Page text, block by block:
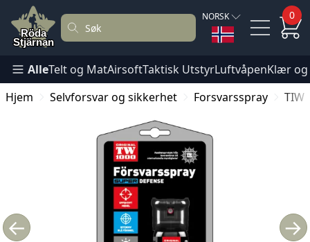
NORSK 0
AlleTelt og MatAirsoftTaktisk UtstyrLuftvåpenKlær
Hjem
Selvforsvar og sikkerhet Forsvarsspray TIW
← →